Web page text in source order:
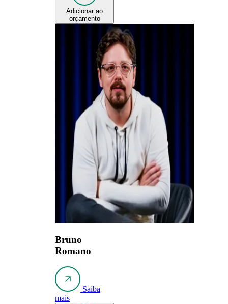
Adicionar ao
orçamento
Bruno
Romano
Saiba
mais